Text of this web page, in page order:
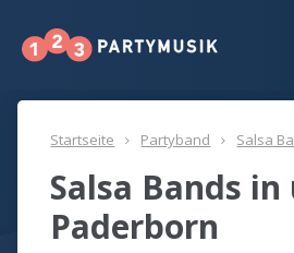
Startseite Partyband Salsa
Salsa Bands
Paderborn